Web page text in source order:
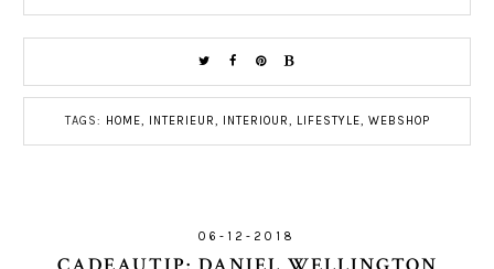
TAGS: HOME, INTERIEUR, INTERIOUR, LIFESTYLE, WEBSHOP
06-12-2018